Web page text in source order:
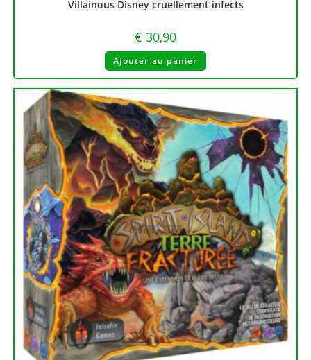
Villainous Disney cruellement infects
€ 30,90
Ajouter au panier